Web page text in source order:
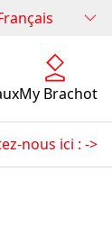
My Brachot
nous ici : ->